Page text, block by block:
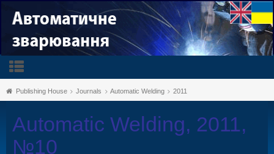
Publishing House Journals Automatic Welding 2011
Automatic Welding, 2011,
№10